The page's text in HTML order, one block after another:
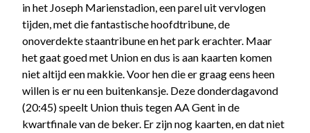
in het Joseph Marienstadion, een parel uit vervlogen
tijden, met die fantastische hoofdtribune, de
onoverdekte staantribune en het park erachter. Maar
het gaat goed met Union en dus is aan kaarten komen
niet altijd een makkie. Voor hen die er graag eens heen
willen is er nu een buitenkansje. Deze donderdagavond
(20:45) speelt Union thuis tegen AA Gent in de
kwartfinale van de beker. Er zijn nog kaarten, en dat niet